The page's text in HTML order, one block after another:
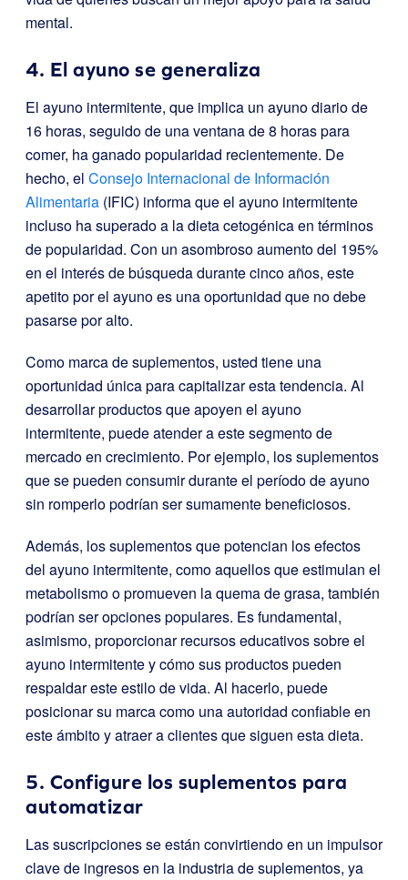
mental.
4. El ayuno se generaliza
El ayuno intermitente, que implica un ayuno diario de
16 horas, seguido de una ventana de 8 horas para
comer, ha ganado popularidad recientemente. De
hecho, el Consejo Internacional de Información
Alimentaria (IFIC) informa que el ayuno intermitente
incluso ha superado a la dieta cetogénica en términos
de popularidad. Con un asombroso aumento del 195%
en el interés de búsqueda durante cinco años, este
apetito por el ayuno es una oportunidad que no debe
pasarse por alto.
Como marca de suplementos, usted tiene una
oportunidad única para capitalizar esta tendencia. Al
desarrollar productos que apoyen el ayuno
intermitente, puede atender a este segmento de
mercado en crecimiento. Por ejemplo, los suplementos
que se pueden consumir durante el período de ayuno
sin romperlo podrían ser sumamente beneficiosos.
Además, los suplementos que potencian los efectos
del ayuno intermitente, como aquellos que estimulan el
metabolismo o promueven la quema de grasa, también
podrían ser opciones populares. Es fundamental,
asimismo, proporcionar recursos educativos sobre el
ayuno intermitente y cómo sus productos pueden
respaldar este estilo de vida. Al hacerlo, puede
posicionar su marca como una autoridad confiable en
este ámbito y atraer a clientes que siguen esta dieta.
5. Configure los suplementos para
automatizar
Las suscripciones se están convirtiendo en un impulsor
clave de ingresos en la industria de suplementos, ya